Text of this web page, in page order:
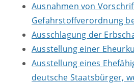
Ausnahmen von
Gefahrstoffverordnung
Ausschlagung der
Ausstellung einer
Ausstellung eines
deutsche Staatsbürger,